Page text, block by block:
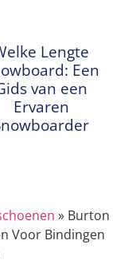
Lengte
Een
van een
Ervaren
» Burton
Voor Bindingen